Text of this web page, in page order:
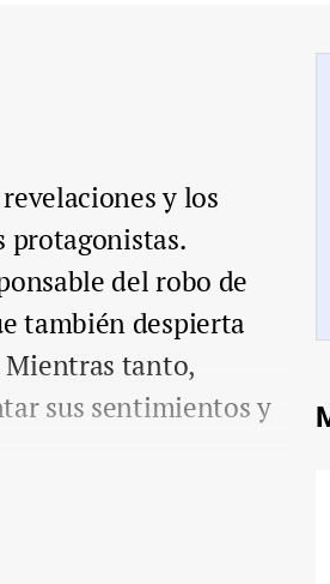
y los
protagonistas.
del robo de
también despierta
Mientras tanto,
sus sentimientos y